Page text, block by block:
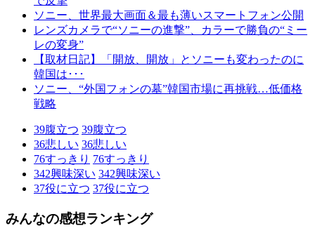
ソニー、世界最大画面＆最も薄いスマートフォン公開
レンズカメラで“ソニーの進撃”、カラーで勝負の“ミー
レの変身”
【取材日記】「開放、開放」とソニーも変わったのに
韓国は･･･
ソニー、“外国フォンの墓”韓国市場に再挑戦…低価格
戦略
39腹立つ 39腹立つ
36悲しい 36悲しい
76すっきり 76すっきり
342興味深い 342興味深い
37役に立つ 37役に立つ
みんなの感想ランキング